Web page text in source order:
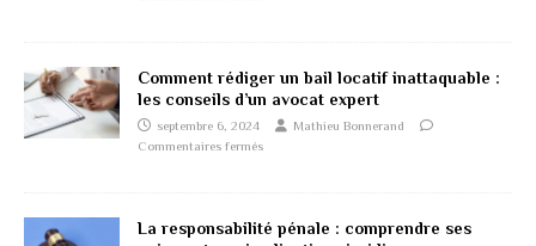
Comment rédiger un bail locatif inattaquable :
les conseils d’un avocat expert
septembre 6, 2024
Mathieu Bonnerand
Commentaires fermés
La responsabilité pénale : comprendre ses